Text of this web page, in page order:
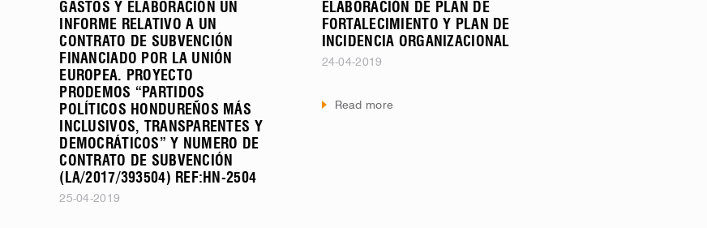
GASTOS Y ELABORACIÓN UN
INFORME RELATIVO A UN
CONTRATO DE SUBVENCIÓN
FINANCIADO POR LA UNIÓN
EUROPEA. PROYECTO
PRODEMOS “PARTIDOS
POLÍTICOS HONDUREÑOS MÁS
INCLUSIVOS, TRANSPARENTES Y
DEMOCRÁTICOS” Y NUMERO DE
CONTRATO DE SUBVENCIÓN
(LA/2017/393504) REF:HN-2504
25-04-2019
ELABORACIÓN DE PLAN DE
FORTALECIMIENTO Y PLAN DE
INCIDENCIA ORGANIZACIONAL
24-04-2019
Read more